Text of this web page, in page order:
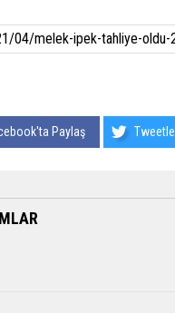
Paylaş Tweetle